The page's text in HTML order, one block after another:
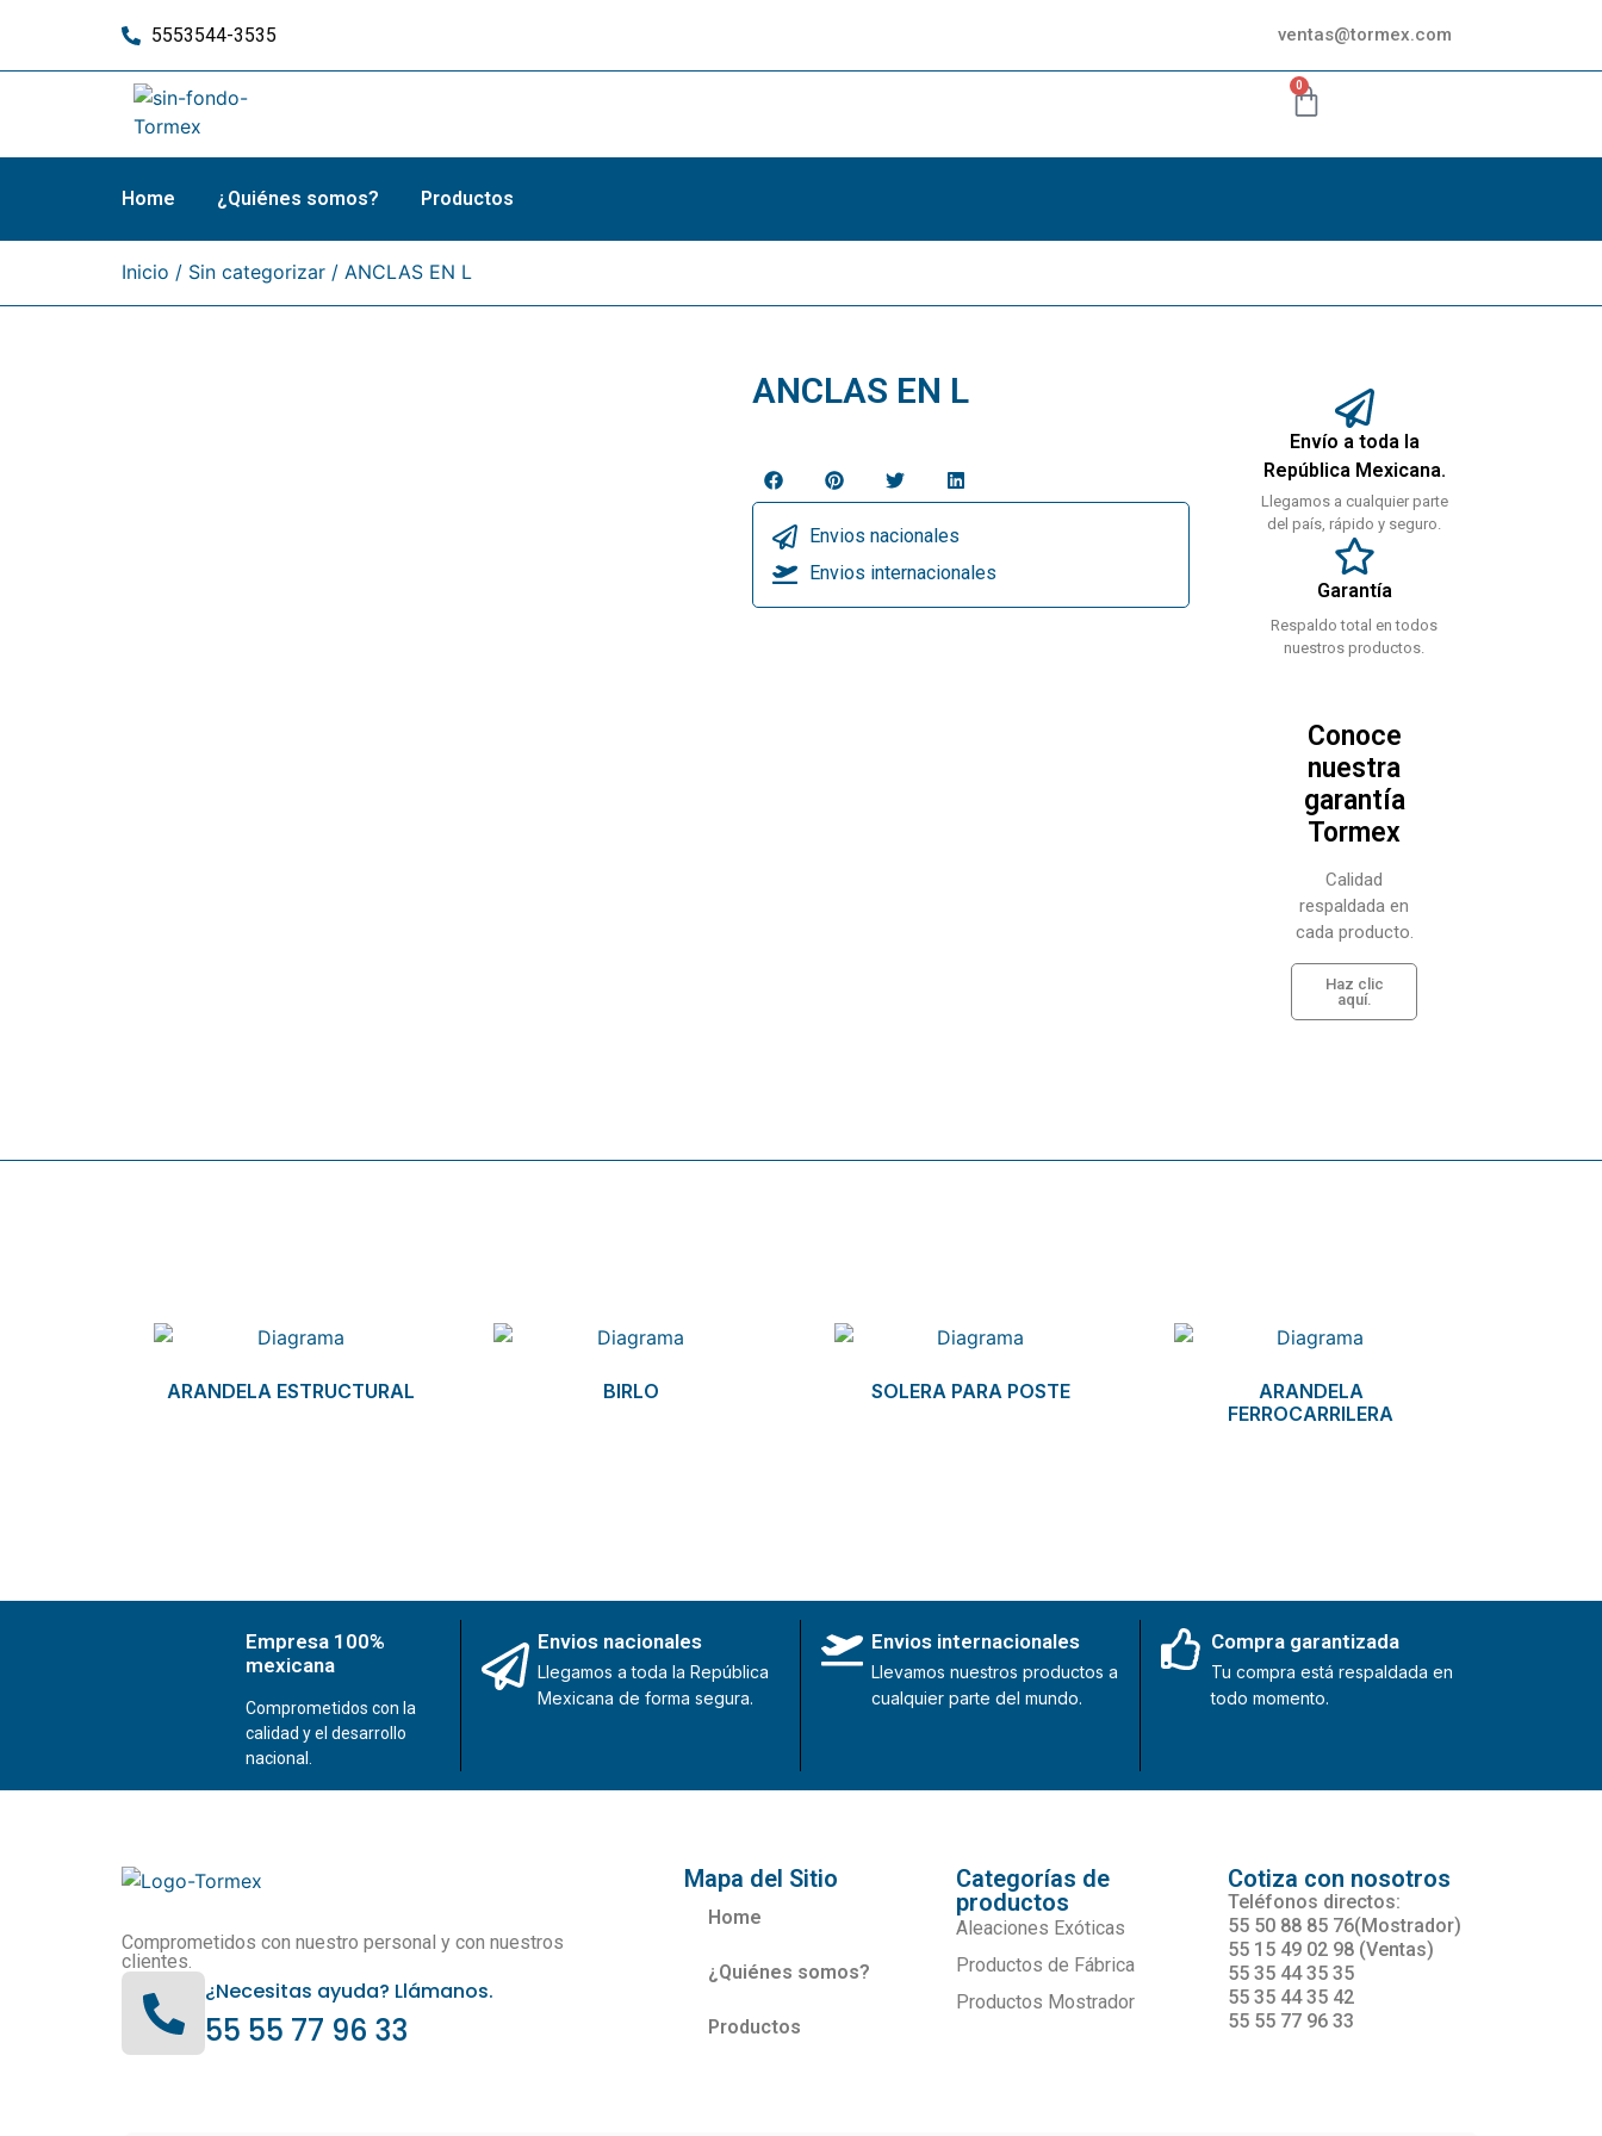
5553544-3535 ventas@tormex.com
0
Home ¿Quiénes somos? Productos
Inicio / Sin categorizar / ANCLAS EN L
ANCLAS EN L
Envios nacionales
Envios internacionales
Envío a toda la
República Mexicana.
Llegamos a cualquier parte
del país, rápido y seguro.
Garantía
Respaldo total en todos
nuestros productos.
Conoce
nuestra
garantía
Tormex
Calidad
respaldada en
cada producto.
Haz clic
aquí.
ARANDELA ESTRUCTURAL BIRLO SOLERA PARA POSTE
ARANDELA
FERROCARRILERA
Empresa 100%
mexicana
Comprometidos con la
calidad y el desarrollo
nacional.
Envios nacionales
Llegamos a toda la República
Mexicana de forma segura.
Envios internacionales
Llevamos nuestros productos a
cualquier parte del mundo.
Compra garantizada
Tu compra está respaldada en
todo momento.
Comprometidos con nuestro personal y con nuestros
clientes.
¿Necesitas ayuda? Llámanos.
55 55 77 96 33
Mapa del Sitio
Home
¿Quiénes somos?
Productos
Categorías de
productos
Aleaciones Exóticas
Productos de Fábrica
Productos Mostrador
Cotiza con nosotros
Teléfonos directos:
55 50 88 85 76(Mostrador)
55 15 49 02 98 (Ventas)
55 35 44 35 35
55 35 44 35 42
55 55 77 96 33